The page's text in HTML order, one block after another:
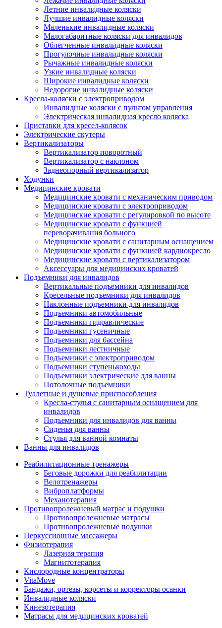
Летние инвалидные коляски
Лучшие инвалидные коляски
Маленькие инвалидные коляски
Малогабаритные коляски для инвалидов
Облегченные инвалидные коляски
Прогулочные инвалидные коляски
Рычажные инвалидные коляски
Узкие инвалидные коляски
Широкие инвалидные коляски
Недорогие инвалидные коляски
Кресла-коляски с электроприводом
Инвалидные коляски с пультом управления
Электрическая инвалидная кресло коляска
Приставки для кресел-колясок
Электрические скутеры
Вертикализаторы
Вертикализатор поворотный
Вертикализатор с наклоном
Заднеопорный вертикализатор
Ходунки
Медицинские кровати
Медицинские кровати с механическим приводом
Медицинские кровати с электроприводом
Медицинские кровати с регулировкой по высоте
Медицинские кровати с функцией
переворачивания больного
Медицинские кровати с санитарным оснащением
Медицинские кровати с функцией кардиокресло
Медицинские кровати с вертикализатором
Аксессуары для медицинских кроватей
Подъемники для инвалидов
Вертикальные подъемники для инвалидов
Кресельные подъемники для инвалидов
Наклонные подъемники для инвалидов
Подъемники автомобильные
Подъемники гидравлические
Подъемники гусеничные
Подъемники для бассейна
Подъемники лестничные
Подъемники с электроприводом
Подъемники ступенькоходы
Подъемники электрические для ванны
Потолочные подъемники
Туалетные и душевые приспособления
Кресла-стулья с санитарным оснащением для
инвалидов
Подъемники для инвалидов для ванны
Сиденья для ванны
Стулья для ванной комнаты
Ванны для инвалидов
Реабилитационные тренажеры
Беговые дорожки для реабилитации
Велотренажеры
Виброплатформы
Механотерапия
Противопролежневый матрас и подушки
Противопролежневые матрасы
Противопролежневые подушки
Перкуссионные массажеры
Физиотерапия
Лазерная терапия
Магнитотерапия
Кислородные концентраторы
VitaMove
Бандажи, ортезы, корсеты и корректоры осанки
Инвалидные коляски
Кинезотерапия
Матрасы для медицинских кроватей